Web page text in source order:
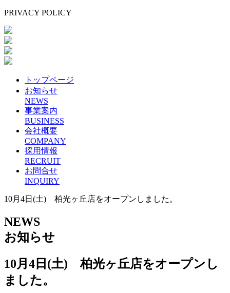
PRIVACY POLICY
トップページ
お知らせ
NEWS
事業案内
BUSINESS
会社概要
COMPANY
採用情報
RECRUIT
お問合せ
INQUIRY
10月4日(土) 柏光ヶ丘店をオープンしました。
NEWS
お知らせ
10月4日(土) 柏光ヶ丘店をオープンし
ました。